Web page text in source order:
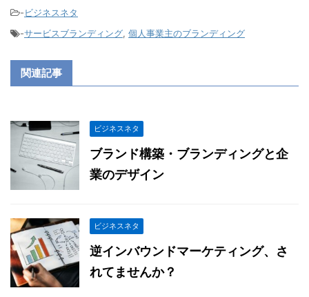
-ビジネスネタ
-サービスブランディング, 個人事業主のブランディング
関連記事
ビジネスネタ
ブランド構築・ブランディングと企
業のデザイン
ビジネスネタ
逆インバウンドマーケティング、さ
れてませんか？